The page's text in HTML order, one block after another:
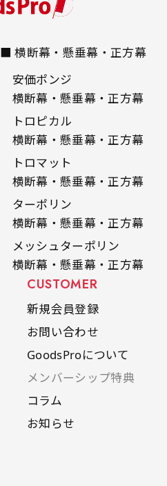
■ 横断幕・懸垂幕・正方幕
安価ポンジ
横断幕・懸垂幕・正方幕
トロピカル
横断幕・懸垂幕・正方幕
トロマット
横断幕・懸垂幕・正方幕
ターポリン
横断幕・懸垂幕・正方幕
メッシュターポリン
横断幕・懸垂幕・正方幕
CUSTOMER
新規会員登録
お問い合わせ
GoodsProについて
メンバーシップ特典
コラム
お知らせ